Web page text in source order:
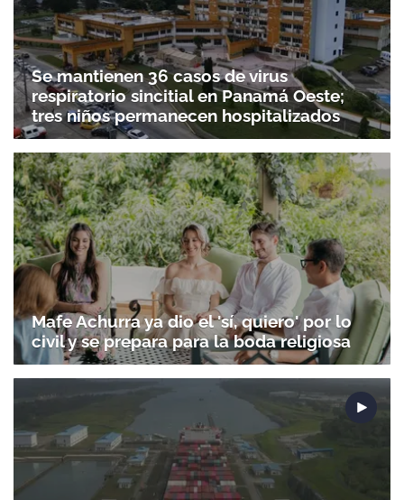
Se mantienen 36 casos de virus
respiratorio sincitial en Panamá Oeste;
tres niños permanecen hospitalizados
Mafe Achurra ya dio el 'sí, quiero' por lo
civil y se prepara para la boda religiosa